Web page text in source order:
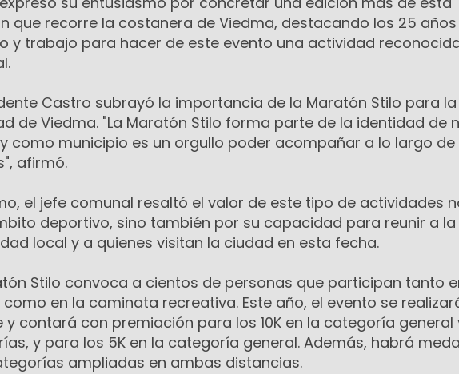
que recorre la costanera de Viedma, destacando los 25
y trabajo para hacer de este evento una actividad
Castro subrayó la importancia de la Maratón Stilo para la
de Viedma. "La Maratón Stilo forma parte de la identidad de
como municipio es un orgullo poder acompañar a lo largo de
afirmó.
el jefe comunal resaltó el valor de este tipo de actividades
deportivo, sino también por su capacidad para reunir a la
local y a quienes visitan la ciudad en esta fecha.
Stilo convoca a cientos de personas que participan tanto
en la caminata recreativa. Este año, el evento se
y contará con premiación para los 10K en la categoría general
y para los 5K en la categoría general. Además, habrá
ampliadas en ambas distancias.